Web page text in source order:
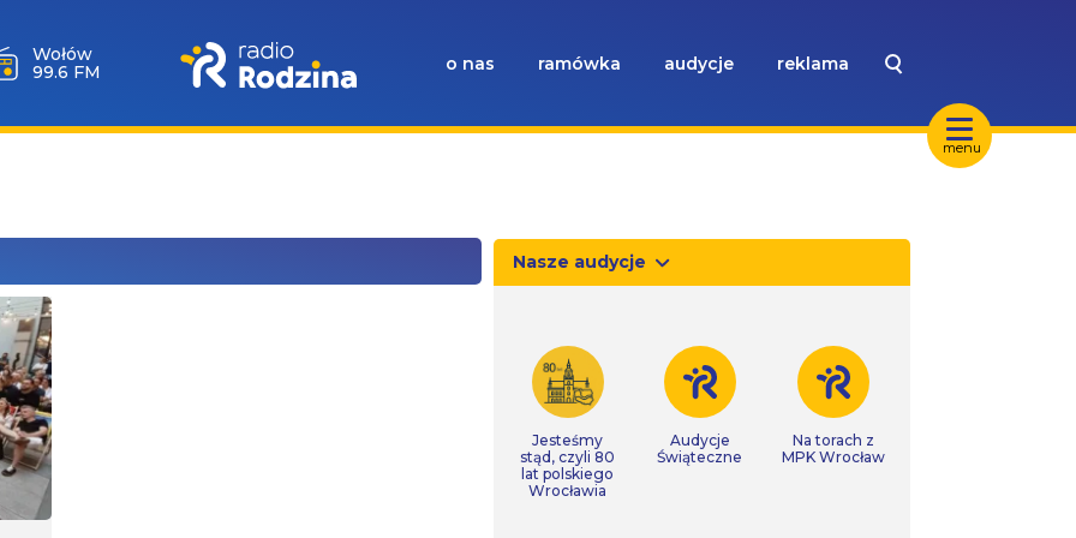
menu
Wołów
99.6 FM
o nas ramówka audycje reklama
Nasze audycje
Jesteśmy
stąd, czyli 80
lat polskiego
Wrocławia
Audycje
Świąteczne
Na torach z
MPK Wrocław